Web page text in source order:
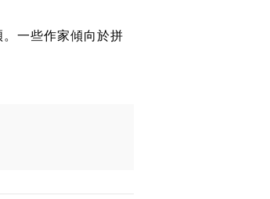
一些作家傾向於拼